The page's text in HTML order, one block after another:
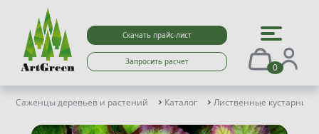
Скачать прайс-лист
Запросить расчет 0
Саженцы деревьев и растений Каталог Лиственные кустарники